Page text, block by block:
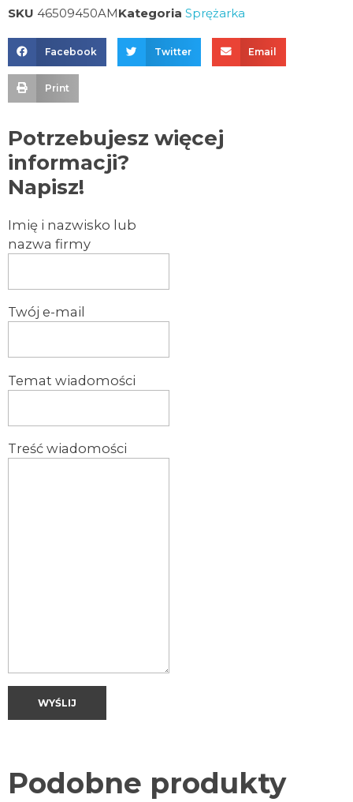
SKU 46509450AMKategoria Sprężarka
Facebook Twitter Email
Print
Potrzebujesz więcej
informacji?
Napisz!
Imię i nazwisko lub
nazwa firmy
Twój e-mail
Temat wiadomości
Treść wiadomości
Podobne produkty